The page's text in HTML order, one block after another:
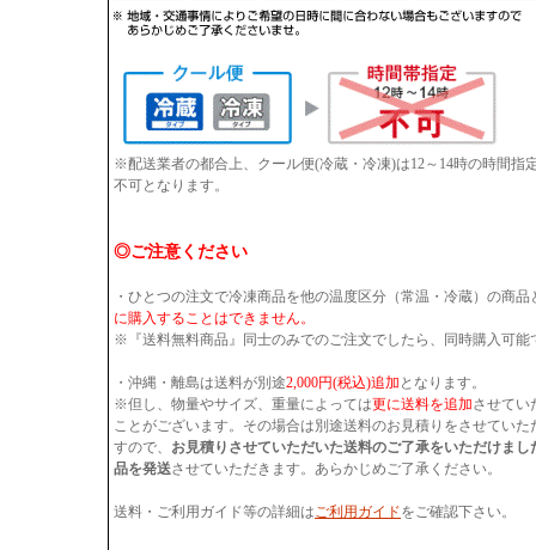
※配送業者の都合上、クール便(冷蔵・冷凍)は12～14時の時間
不可となります。
◎ご注意ください
・ひとつの注文で冷凍商品を他の温度区分（常温・冷蔵）の商品
に購入することはできません。
※『送料無料商品』同士のみでのご注文でしたら、同時購入可能
・沖縄・離島は送料が別途2,000円(税込)追加 となります。
※但し、物量やサイズ、重量によっては更に送料を追加させてい
ことがございます。その場合は別途送料のお見積りをさせていた
すので、 お見積りさせていただいた送料のご了承をいただけまし
品を発送させていただきます。あらかじめご了承ください。
送料・ご利用ガイド等の詳細はご利用ガイドをご確認下さい。